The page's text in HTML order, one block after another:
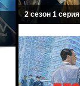
2 сезон 1 серия